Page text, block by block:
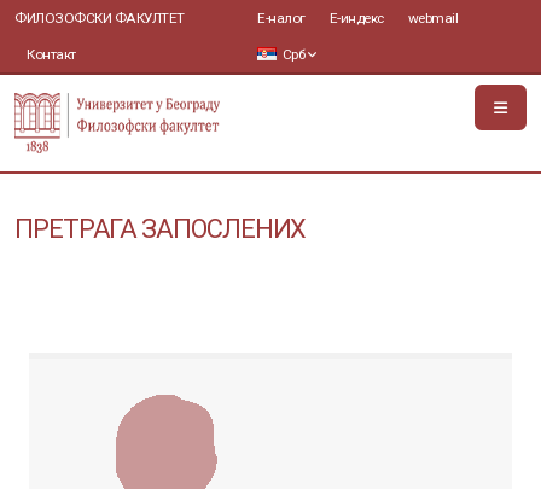
ФИЛОЗОФСКИ ФАКУЛТЕТ
Контакт
Е-налог Е-индекс webmail
Срб
ПРЕТРАГА ЗАПОСЛЕНИХ